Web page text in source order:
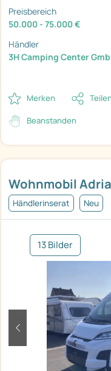
Wohnmobil
Händlerinserat Neu
13 Bilder
zurück
Preisbereich
50.000 - 75.000 €
Händler
3H Camping Center
Merken Teilen
Beanstanden